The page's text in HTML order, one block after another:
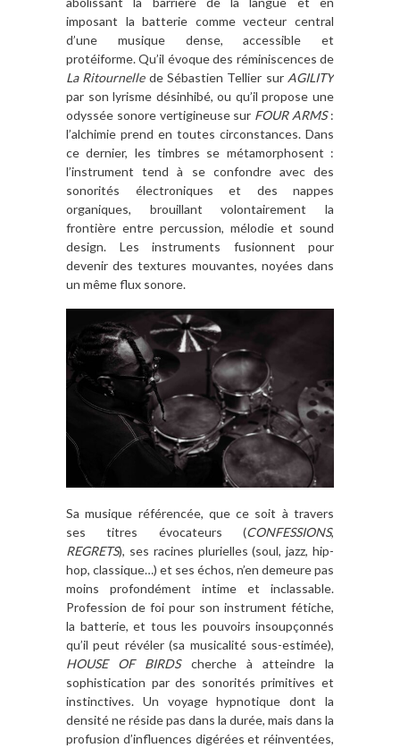
imposant la batterie comme vecteur central
d’une musique dense, accessible et
protéiforme. Qu’il évoque des réminiscences de
La Ritournellede Sébastien Tellier sur AGILITY
par son lyrisme désinhibé, ou qu’il propose une
odyssée sonore vertigineuse sur FOUR ARMS:
l’alchimie prend en toutes circonstances. Dans
ce dernier, les timbres se métamorphosent :
l’instrument tend à se confondre avec des
sonorités électroniques et des nappes
organiques, brouillant volontairement la
frontière entre percussion, mélodie et sound
design. Les instruments fusionnent pour
devenir des textures mouvantes, noyées dans
un même flux sonore.
Sa musique référencée, que ce soit à travers
ses titres évocateurs (CONFESSIONS,
REGRETS), ses racines plurielles (soul, jazz, hip-
hop, classique…) et ses échos, n’en demeure pas
moins profondément intime et inclassable.
Profession de foi pour son instrument fétiche,
la batterie, et tous les pouvoirs insoupçonnés
qu’il peut révéler (sa musicalité sous-estimée),
HOUSE OF BIRDS cherche à atteindre la
sophistication par des sonorités primitives et
instinctives. Un voyage hypnotique dont la
densité ne réside pas dans la durée, mais dans la
profusion d’influences digérées et réinventées,